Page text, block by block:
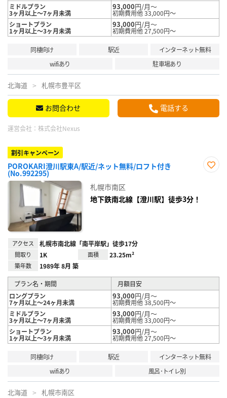
ミドルプラン
3ヶ月以上～7ヶ月未満
93,000円/月～
初期費用他 33,000円～
ショートプラン
1ヶ月以上～3ヶ月未満
93,000円/月～
初期費用他 27,500円～
同棲向け 駅近
インターネット無料
wifiあり
駐車場あり
北海道 札幌市豊平区
お問合わせ 電話する
運営会社： 株式会社Nexus
割引キャンペーン
POROKARI澄川駅東A/駅近/ネット無料/ロフト付き
(No.992295)
札幌市南区
地下鉄南北線【澄川駅】徒歩3分！
アクセス 札幌市南北線「南平岸駅」徒歩17分
間取り 1K 面積 23.25m²
築年数 1989年 8月 築
プラン名・期間
月額目安
ロングプラン
7ヶ月以上～24ヶ月未満
93,000円/月～
初期費用他 38,500円～
ミドルプラン
3ヶ月以上～7ヶ月未満
93,000円/月～
初期費用他 33,000円～
ショートプラン
1ヶ月以上～3ヶ月未満
93,000円/月～
初期費用他 27,500円～
同棲向け 駅近
インターネット無料
wifiあり
風呂･トイレ別
北海道 札幌市南区